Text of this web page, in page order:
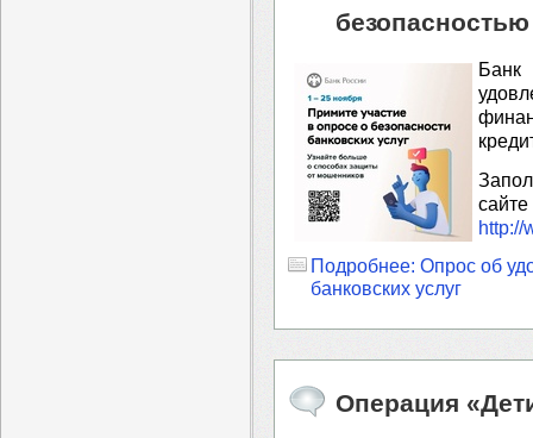
http://
Подробнее: Опрос об
банковских услуг
Операция